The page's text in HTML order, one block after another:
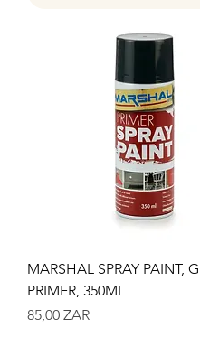
MARSHAL SPRAY PAINT,
PRIMER, 350ML
Preis
85,00 ZAR